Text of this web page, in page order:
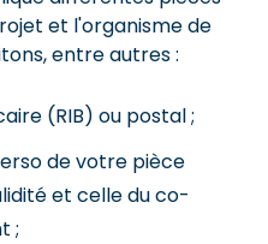
et l'organisme de
entre autres :
(RIB) ou postal ;
de votre pièce
et celle du co-
;